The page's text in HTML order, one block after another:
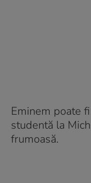
Eminem poate
studentă la
frumoasă.